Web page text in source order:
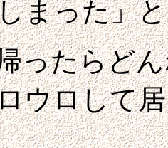
まった」
ったらど
ウロして